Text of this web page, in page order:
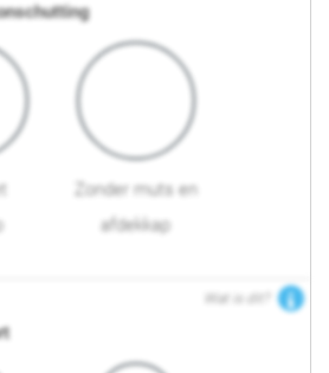
Zonder muts en
afdekkap
Wat is dit?